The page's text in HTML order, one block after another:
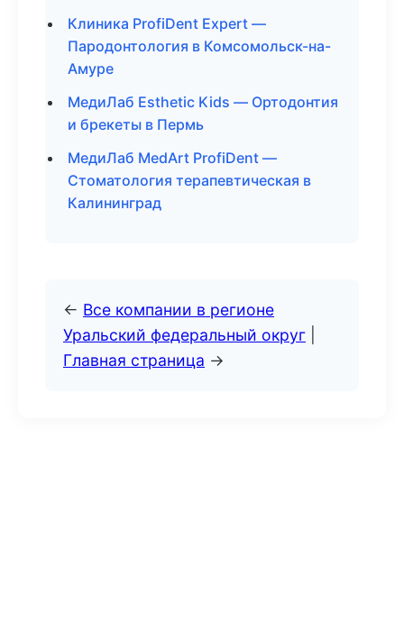
Клиника ProfiDent Expert —
Пародонтология в Комсомольск-на-
Амуре
МедиЛаб Esthetic Kids — Ортодонтия
и брекеты в Пермь
МедиЛаб MedArt ProfiDent —
Стоматология терапевтическая в
Калининград
← Все компании в регионе
Уральский федеральный округ
Главная страница →